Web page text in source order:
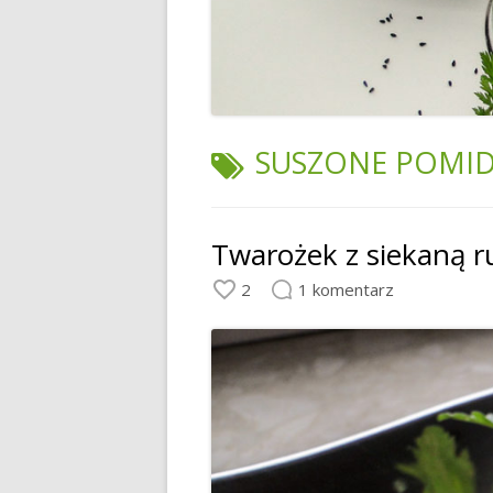
TAGI:
SUSZONE
Twarożek z siekaną
2 1 komentarz